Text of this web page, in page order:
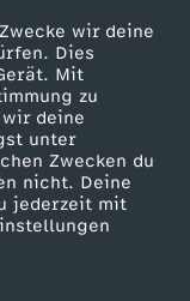
wir deine
Dies
Mit
zu
deine
unter
Zwecken du
nicht. Deine
jederzeit mit